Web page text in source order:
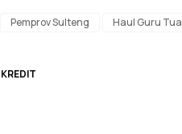
Pemprov Sulteng Haul Guru Tua
KREDIT